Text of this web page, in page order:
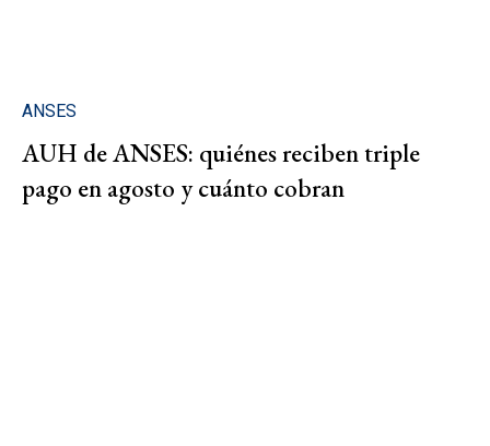
ANSES
AUH de ANSES: quiénes reciben triple
pago en agosto y cuánto cobran